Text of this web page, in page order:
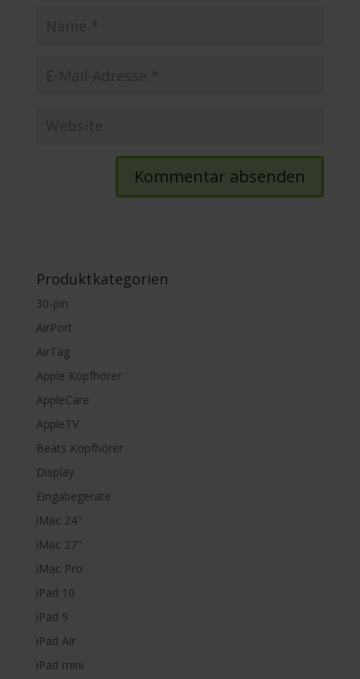
Produktkategorien
30-pin
AirPort
AirTag
Apple Kopfhörer
AppleCare
AppleTV
Beats Kopfhörer
Display
Eingabegeräte
iMac 24"
iMac 27"
iMac Pro
iPad 10
iPad 9
iPad Air
iPad mini